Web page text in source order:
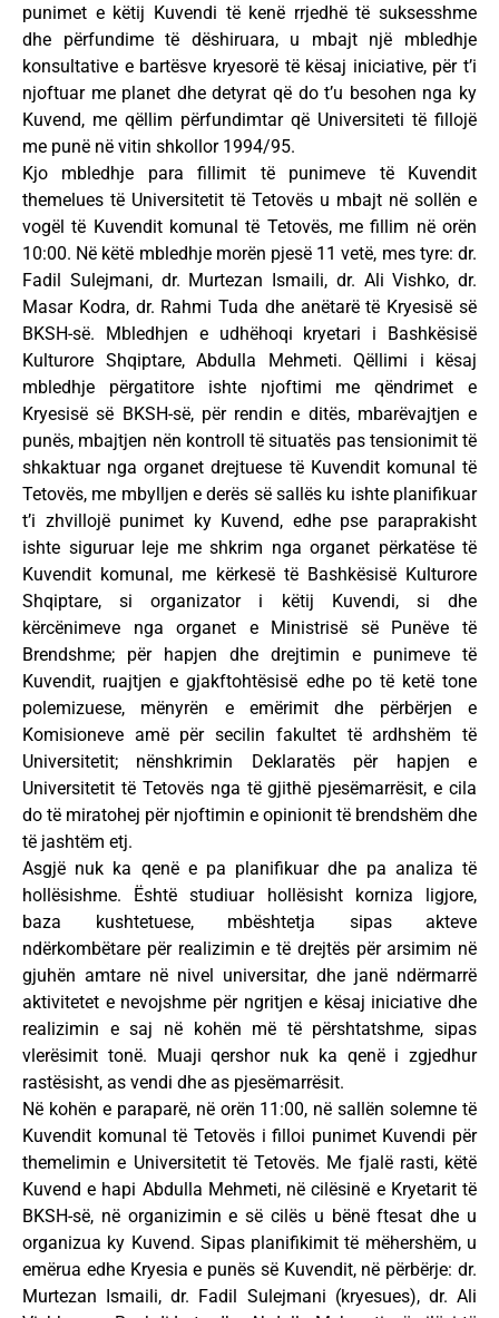
punimet e këtij Kuvendi të kenë rrjedhë të suksesshme
dhe përfundime të dëshiruara, u mbajt një mbledhje
konsultative e bartësve kryesorë të kësaj iniciative, për t’i
njoftuar me planet dhe detyrat që do t’u besohen nga ky
Kuvend, me qëllim përfundimtar që Universiteti të fillojë
me punë në vitin shkollor 1994/95.
Kjo mbledhje para fillimit të punimeve të Kuvendit
themelues të Universitetit të Tetovës u mbajt në sollën e
vogël të Kuvendit komunal të Tetovës, me fillim në orën
10:00. Në këtë mbledhje morën pjesë 11 vetë, mes tyre: dr.
Fadil Sulejmani, dr. Murtezan Ismaili, dr. Ali Vishko, dr.
Masar Kodra, dr. Rahmi Tuda dhe anëtarë të Kryesisë së
BKSH-së. Mbledhjen e udhëhoqi kryetari i Bashkësisë
Kulturore Shqiptare, Abdulla Mehmeti. Qëllimi i kësaj
mbledhje përgatitore ishte njoftimi me qëndrimet e
Kryesisë së BKSH-së, për rendin e ditës, mbarëvajtjen e
punës, mbajtjen nën kontroll të situatës pas tensionimit të
shkaktuar nga organet drejtuese të Kuvendit komunal të
Tetovës, me mbylljen e derës së sallës ku ishte planifikuar
t’i zhvillojë punimet ky Kuvend, edhe pse paraprakisht
ishte siguruar leje me shkrim nga organet përkatëse të
Kuvendit komunal, me kërkesë të Bashkësisë Kulturore
Shqiptare, si organizator i këtij Kuvendi, si dhe
kërcënimeve nga organet e Ministrisë së Punëve të
Brendshme; për hapjen dhe drejtimin e punimeve të
Kuvendit, ruajtjen e gjakftohtësisë edhe po të ketë tone
polemizuese, mënyrën e emërimit dhe përbërjen e
Komisioneve amë për secilin fakultet të ardhshëm të
Universitetit; nënshkrimin Deklaratës për hapjen e
Universitetit të Tetovës nga të gjithë pjesëmarrësit, e cila
do të miratohej për njoftimin e opinionit të brendshëm dhe
të jashtëm etj.
Asgjë nuk ka qenë e pa planifikuar dhe pa analiza të
hollësishme. Është studiuar hollësisht korniza ligjore,
baza kushtetuese, mbështetja sipas akteve
ndërkombëtare për realizimin e të drejtës për arsimim në
gjuhën amtare në nivel universitar, dhe janë ndërmarrë
aktivitetet e nevojshme për ngritjen e kësaj iniciative dhe
realizimin e saj në kohën më të përshtatshme, sipas
vlerësimit tonë. Muaji qershor nuk ka qenë i zgjedhur
rastësisht, as vendi dhe as pjesëmarrësit.
Në kohën e paraparë, në orën 11:00, në sallën solemne të
Kuvendit komunal të Tetovës i filloi punimet Kuvendi për
themelimin e Universitetit të Tetovës. Me fjalë rasti, këtë
Kuvend e hapi Abdulla Mehmeti, në cilësinë e Kryetarit të
BKSH-së, në organizimin e së cilës u bënë ftesat dhe u
organizua ky Kuvend. Sipas planifikimit të mëhershëm, u
emërua edhe Kryesia e punës së Kuvendit, në përbërje: dr.
Murtezan Ismaili, dr. Fadil Sulejmani (kryesues), dr. Ali